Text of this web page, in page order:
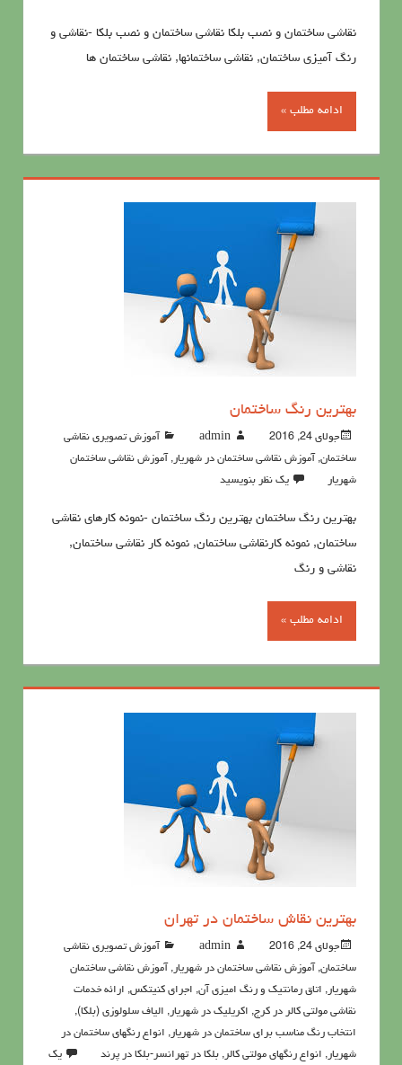
نقاشی ساختمان و نصب بلکا نقاشی ساختمان و نصب بلکا -نقاشی و
رنگ آمیزی ساختمان, نقاشی ساختمانها, نقاشی ساختمان ها
ادامه مطلب »
بهترین رنگ ساختمان
جولای 24, 2016 admin
آموزش تصویری نقاشی
ساختمان, آموزش نقاشی ساختمان در شهریار , آموزش نقاشی ساختمان
شهریار
یک نظر بنویسید
بهترین رنگ ساختمان بهترین رنگ ساختمان -نمونه کارهای نقاشی
ساختمان, نمونه کارنقاشی ساختمان, نمونه کار نقاشی ساختمان,
نقاشی و رنگ
ادامه مطلب »
بهترین نقاش ساختمان در تهران
جولای 24, 2016 admin
آموزش تصویری نقاشی
ساختمان, آموزش نقاشی ساختمان در شهریار, آموزش نقاشی ساختمان
شهریار, اتاق رمانتیک و رنگ امیزی آن, اجرای کنیتکس, ارائه خدمات
نقاشی مولتی کالر در کرج, اکريليک در شهریار, الیاف سلولوزی (بلکا),
انتخاب رنگ مناسب برای ساختمان در شهریار, انواع رنگهای ساختمان در
شهریار, انواع رنگهای مولتی کالر, بلکا در تهرانسر-بلکا در پرند یک